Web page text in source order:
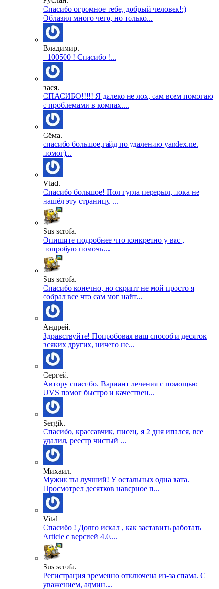
Спасибо огромное тебе, добрый человек!:)
Облазил много чего, но только...
Владимир.
+100500 ! Спасибо !...
вася.
СПАСИБО!!!!! Я далеко не лох, сам всем помогаю
с проблемами в компах....
Сёма.
спасибо большое,гайд по удалению yandex.net
помог)...
Vlad.
Спасибо большое! Пол гугла перерыл, пока не
нашёл эту страницу. ...
Sus scrofa.
Опишите подробнее что конкретно у вас ,
попробую помочь....
Sus scrofa.
Спасибо конечно, но скрипт не мой просто я
собрал все что сам мог найт...
Андрей.
Здравствуйте! Попробовал ваш способ и десяток
всяких других, ничего не...
Сергей.
Автору спасибо. Вариант лечения с помощью
UVS помог быстро и качествен...
Sergik.
Спасибо, крассавчик, писец, я 2 дня ипался, все
удалил, реестр чистый ...
Михаил.
Мужик ты лучший! У остальных одна вата.
Просмотрел десятков наверное п...
Vital.
Спасибо ! Долго искал , как заставить работать
Article с версией 4.0....
Sus scrofa.
Регистрация временно отключена из-за спама. С
уважением, админ....